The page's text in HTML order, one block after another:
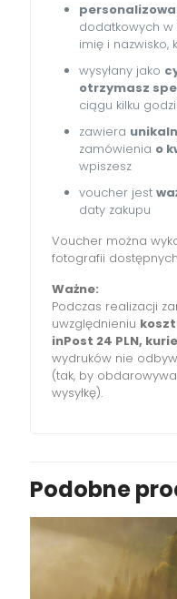
dodatkowych w
imię i
wysyłany jako
otrzymasz
ciągu kilku
zawiera
zamówienia o
wpiszesz
voucher jest
daty zakupu
Voucher można
fotografii
Ważne:
Podczas realizacji
uwzględnieniu
inPost 24 PLN,
wydruków nie
(tak, by
wysyłkę).
Podobne